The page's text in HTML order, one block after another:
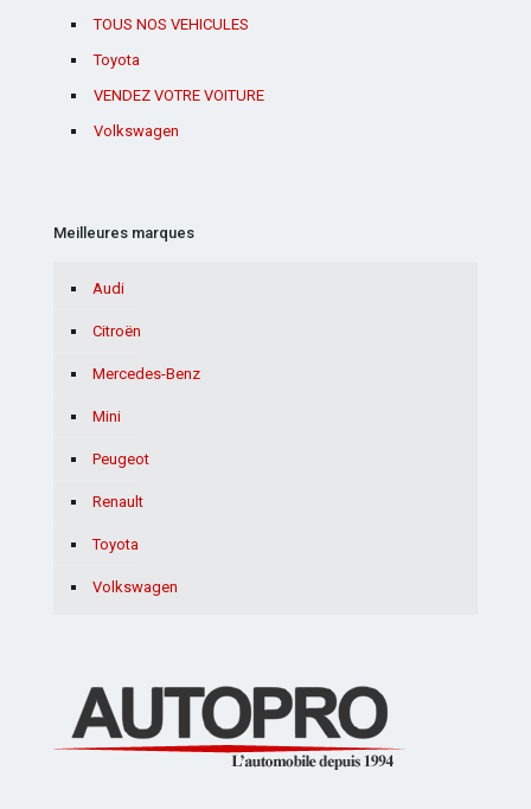
TOUS NOS VEHICULES
Toyota
VENDEZ VOTRE VOITURE
Volkswagen
Meilleures marques
Audi
Citroën
Mercedes-Benz
Mini
Peugeot
Renault
Toyota
Volkswagen